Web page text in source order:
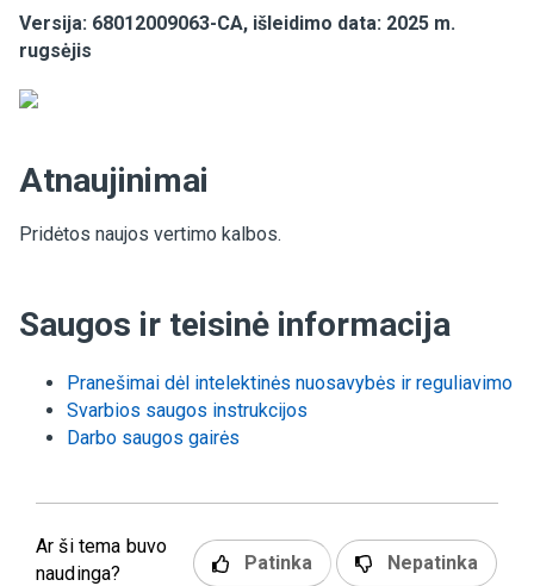
Versija: 68012009063-CA, išleidimo data: 2025 m.
rugsėjis
Atnaujinimai
Pridėtos naujos vertimo kalbos.
Saugos ir teisinė informacija
Pranešimai dėl intelektinės nuosavybės ir reguliavimo
Svarbios saugos instrukcijos
Darbo saugos gairės
Ar ši tema buvo
naudinga?
Patinka Nepatinka